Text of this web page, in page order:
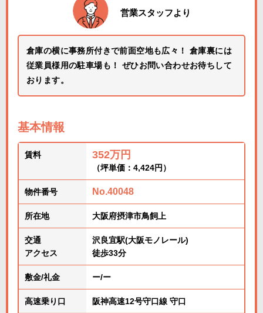
営業スタッフより
倉庫の横に事務所付きで前面空地も広々！ 倉庫裏には
従業員様用の駐車場も！ ぜひお問い合わせお待ちして
おります。
基本情報
賃料 352万円
（坪単価：4,424円）
物件番号 No.40048
所在地 大阪府摂津市鳥飼上
交通
アクセス
沢良宜駅(大阪モノレール)
徒歩33分
敷金/礼金 ー/ー
高速乗り口 阪神高速12号守口線 守口